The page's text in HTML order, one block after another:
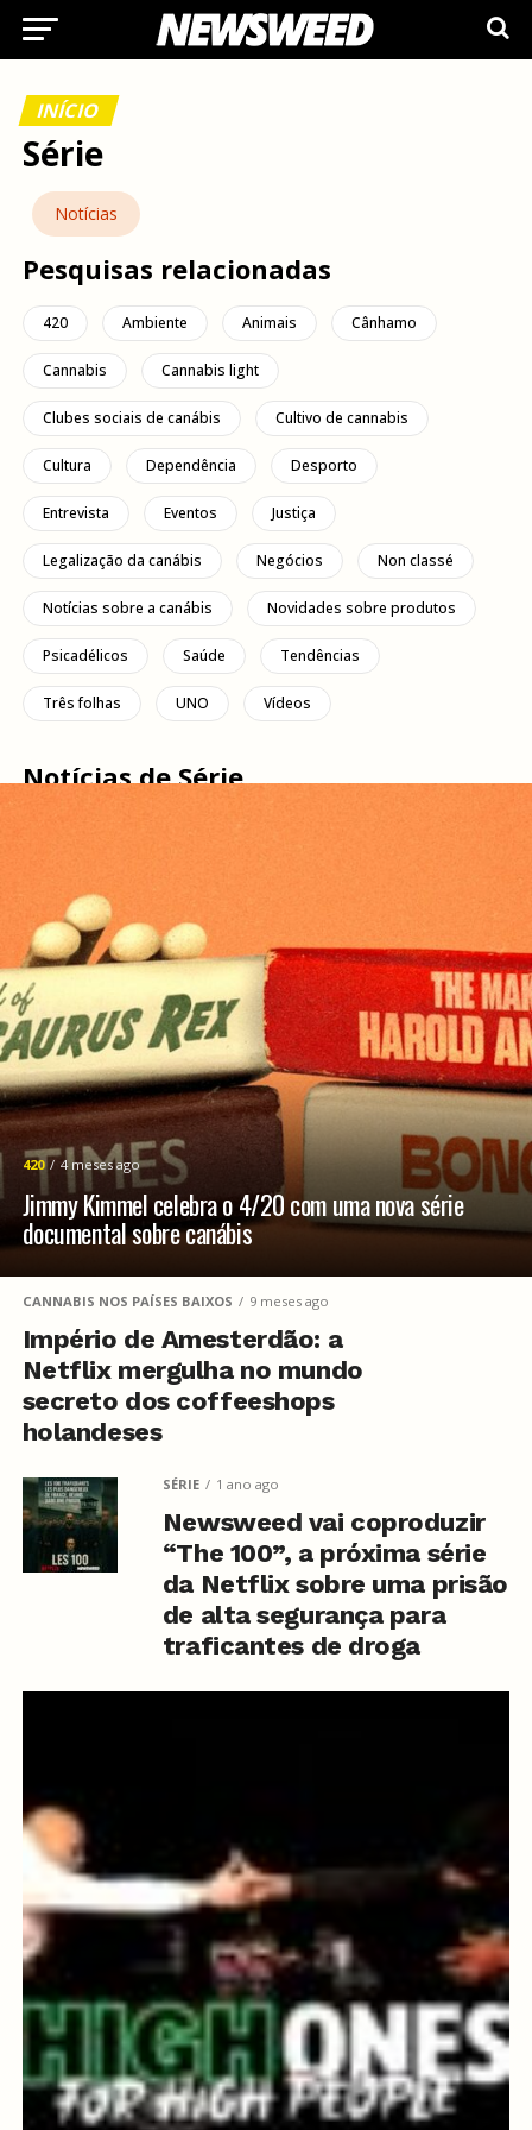
INÍCIO
Série
Notícias
Pesquisas relacionadas
420 Ambiente Animais Cânhamo
Cannabis Cannabis light
Clubes sociais de canábis Cultivo de cannabis
Cultura Dependência Desporto
Entrevista Eventos Justiça
Legalização da canábis Negócios Non classé
Notícias sobre a canábis Novidades sobre produtos
Psicadélicos Saúde Tendências
Três folhas UNO Vídeos
Notícias de Série
420 4 meses ago
Jimmy Kimmel celebra o 4/20 com uma nova série
documental sobre canábis
CANNABIS NOS PAÍSES BAIXOS 9 meses ago
Império de Amesterdão: a
Netflix mergulha no mundo
secreto dos coffeeshops
holandeses
SÉRIE 1 ano ago
Newsweed vai coproduzir
“The 100”, a próxima série
da Netflix sobre uma prisão
de alta segurança para
traficantes de droga